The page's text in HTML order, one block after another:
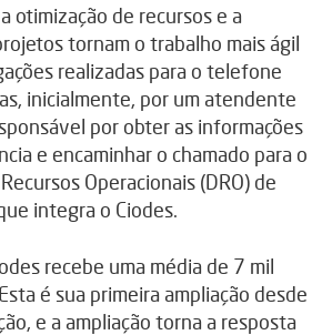
otimização de recursos e a
tornam o trabalho mais ágil
realizadas para o telefone
inicialmente, por um atendente
por obter as informações
e encaminhar o chamado para o
Operacionais (DRO) de
integra o Ciodes.
recebe uma média de 7 mil
é sua primeira ampliação desde
e a ampliação torna a resposta